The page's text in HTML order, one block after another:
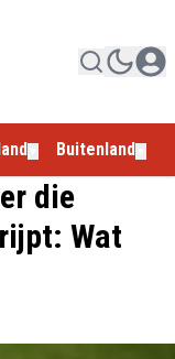
Buitenland
die
Wat